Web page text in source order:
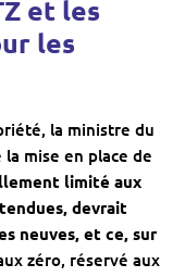
et les
les
la ministre du
mise en place de
limité aux
devrait
neuves, et ce, sur
zéro, réservé aux